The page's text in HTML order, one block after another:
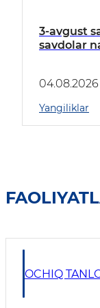
3-avgust
savdolar
04.08.2026
Yangiliklar
OCHIQ